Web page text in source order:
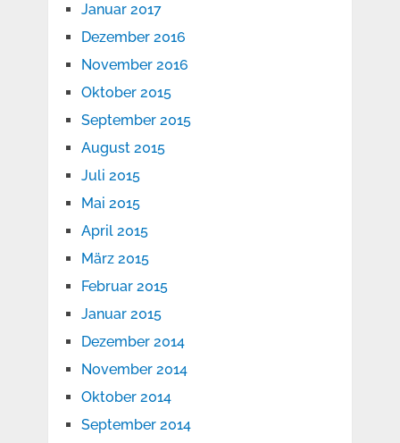
Januar 2017
Dezember 2016
November 2016
Oktober 2015
September 2015
August 2015
Juli 2015
Mai 2015
April 2015
März 2015
Februar 2015
Januar 2015
Dezember 2014
November 2014
Oktober 2014
September 2014